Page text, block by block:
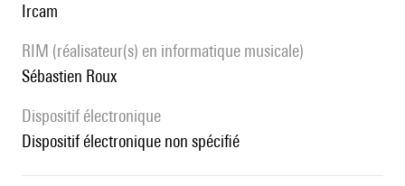
Ircam
RIM (réalisateur(s) en informatique musicale)
Sébastien Roux
Dispositif électronique
dispositif électronique non spécifié